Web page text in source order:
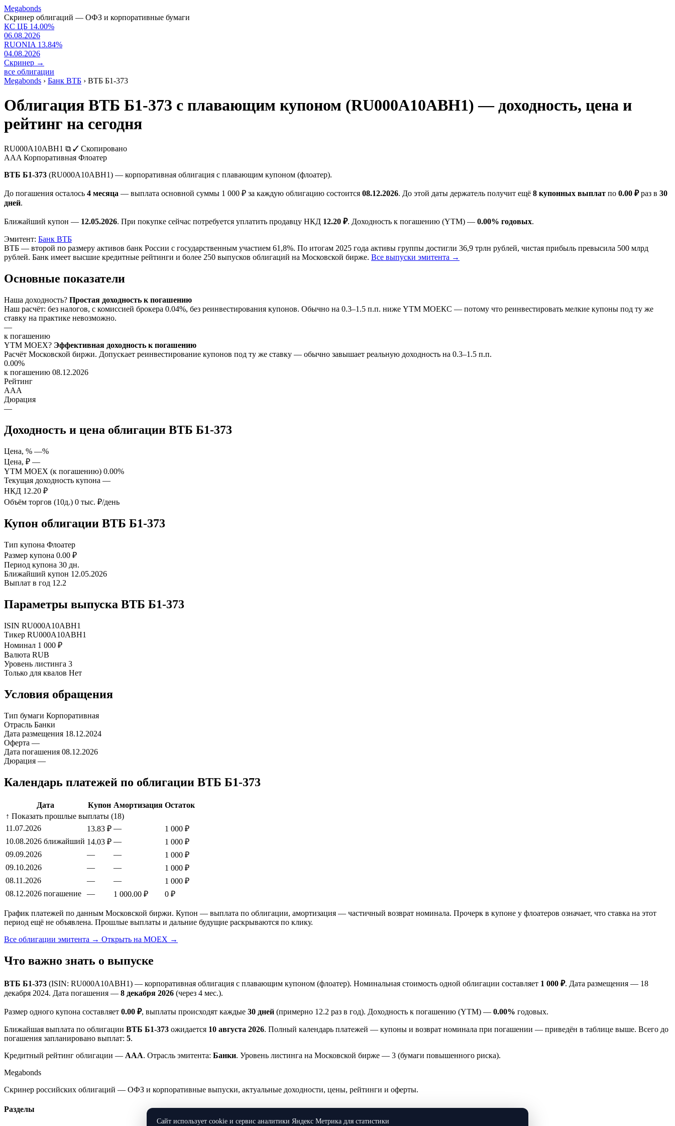
Megabonds
Скринер облигаций — ОФЗ и корпоративные бумаги
КС ЦБ 14.00%
06.08.2026
RUONIA 13.84%
04.08.2026
Скринер →
все облигации
Megabonds › Банк ВТБ › ВТБ Б1-373
Облигация ВТБ Б1-373 с плавающим купоном (RU000A10ABH1) — доходность, цена и
рейтинг на сегодня
RU000A10ABH1 ⧉ ✓ Скопировано
AAA Корпоративная Флоатер
ВТБ Б1-373 (RU000A10ABH1) — корпоративная облигация с плавающим купоном (флоатер).
До погашения осталось 4 месяца — выплата основной суммы 1 000 ₽ за каждую облигацию состоится 08.12.2026. До этой даты держатель получит ещё 8 купонных выплат по 0.00 ₽раз в 30
дней.
Ближайший купон — 12.05.2026. При покупке сейчас потребуется уплатить продавцу НКД 12.20 ₽. Доходность к погашению (YTM) — 0.00% годовых.
Эмитент: Банк ВТБ
ВТБ — второй по размеру активов банк России с государственным участием 61,8%. По итогам 2025 года активы группы достигли 36,9 трлн рублей, чистая прибыль превысила 500 млрд
рублей. Банк имеет высшие кредитные рейтинги и более 250 выпусков облигаций на Московской бирже. Все выпуски эмитента →
Основные показатели
Наша доходность? Простая доходность к погашению
Наш расчёт: без налогов, с комиссией брокера 0.04%, без реинвестирования купонов. Обычно на 0.3–1.5 п.п. ниже YTM МОЕКС — потому что реинвестировать мелкие купоны под ту же
ставку на практике невозможно.
—
к погашению
YTM MOEX? Эффективная доходность к погашению
Расчёт Московской биржи. Допускает реинвестирование купонов под ту же ставку — обычно завышает реальную доходность на 0.3–1.5 п.п.
0.00%
к погашению 08.12.2026
Рейтинг
AAA
Дюрация
—
Доходность и цена облигации ВТБ Б1-373
Цена, % —%
Цена, ₽ —
YTM MOEX (к погашению) 0.00%
Текущая доходность купона —
НКД 12.20 ₽
Объём торгов (10д.) 0 тыс. ₽/день
Купон облигации ВТБ Б1-373
Тип купона Флоатер
Размер купона 0.00 ₽
Период купона 30 дн.
Ближайший купон 12.05.2026
Выплат в год 12.2
Параметры выпуска ВТБ Б1-373
ISIN RU000A10ABH1
Тикер RU000A10ABH1
Номинал 1 000 ₽
Валюта RUB
Уровень листинга 3
Только для квалов Нет
Условия обращения
Тип бумаги Корпоративная
Отрасль Банки
Дата размещения 18.12.2024
Оферта —
Дата погашения 08.12.2026
Дюрация —
Календарь платежей по облигации ВТБ Б1-373
Дата Купон Амортизация Остаток
↑ Показать прошлые выплаты (18)
11.07.2026
13.83 ₽ —
1 000 ₽
10.08.2026 ближайший 14.03 ₽ —
1 000 ₽
09.09.2026
— —
1 000 ₽
09.10.2026
— —
1 000 ₽
08.11.2026
— —
1 000 ₽
08.12.2026 погашение — 1 000.00 ₽ 0 ₽
График платежей по данным Московской биржи. Купон — выплата по облигации, амортизация — частичный возврат номинала. Прочерк в купоне у флоатеров означает, что ставка на этот
период ещё не объявлена. Прошлые выплаты и дальние будущие раскрываются по клику.
Все облигации эмитента → Открыть на MOEX →
Что важно знать о выпуске
ВТБ Б1-373 (ISIN: RU000A10ABH1) — корпоративная облигация с плавающим купоном (флоатер). Номинальная стоимость одной облигации составляет 1 000 ₽. Дата размещения — 18
декабря 2024. Дата погашения — 8 декабря 2026 (через 4 мес.).
Размер одного купона составляет 0.00 ₽, выплаты происходят каждые 30 дней (примерно 12.2 раз в год). Доходность к погашению (YTM) — 0.00% годовых.
Ближайшая выплата по облигации ВТБ Б1-373 ожидается 10 августа 2026. Полный календарь платежей — купоны и возврат номинала при погашении — приведён в таблице выше. Всего до
погашения запланировано выплат: 5.
Кредитный рейтинг облигации — AAA. Отрасль эмитента: Банки. Уровень листинга на Московской бирже — 3 (бумаги повышенного риска).
Megabonds
Скринер российских облигаций — ОФЗ и корпоративные выпуски, актуальные доходности, цены, рейтинги и оферты.
Разделы
Сайт использует cookie и сервис аналитики Яндекс Метрика для статистики